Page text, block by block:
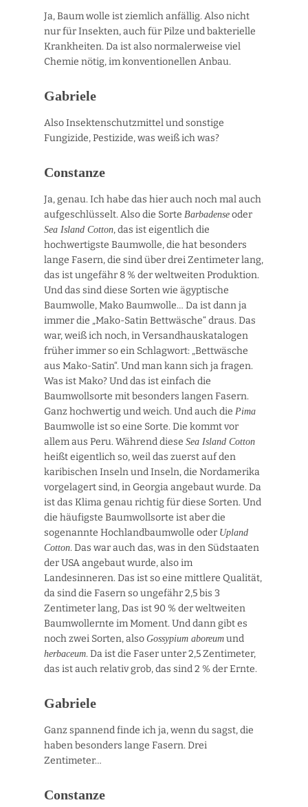
Ja, Baum wolle ist ziemlich anfällig. Also nicht
nur für Insekten, auch für Pilze und bakterielle
Krankheiten. Da ist also normalerweise viel
Chemie nötig, im konventionellen Anbau.
Gabriele
Also Insektenschutzmittel und sonstige
Fungizide, Pestizide, was weiß ich was?
Constanze
Ja, genau. Ich habe das hier auch noch mal auch
aufgeschlüsselt. Also die Sorte Barbadense oder
Sea Island Cotton, das ist eigentlich die
hochwertigste Baumwolle, die hat besonders
lange Fasern, die sind über drei Zentimeter lang,
das ist ungefähr 8 % der weltweiten Produktion.
Und das sind diese Sorten wie ägyptische
Baumwolle, Mako Baumwolle… Da ist dann ja
immer die „Mako-Satin Bettwäsche“ draus. Das
war, weiß ich noch, in Versandhauskatalogen
früher immer so ein Schlagwort: „Bettwäsche
aus Mako-Satin“. Und man kann sich ja fragen.
Was ist Mako? Und das ist einfach die
Baumwollsorte mit besonders langen Fasern.
Ganz hochwertig und weich. Und auch die Pima
Baumwolle ist so eine Sorte. Die kommt vor
allem aus Peru. Während diese Sea Island Cotton
heißt eigentlich so, weil das zuerst auf den
karibischen Inseln und Inseln, die Nordamerika
vorgelagert sind, in Georgia angebaut wurde. Da
ist das Klima genau richtig für diese Sorten. Und
die häufigste Baumwollsorte ist aber die
sogenannte Hochlandbaumwolle oder Upland
Cotton. Das war auch das, was in den Südstaaten
der USA angebaut wurde, also im
Landesinneren. Das ist so eine mittlere Qualität,
da sind die Fasern so ungefähr 2,5 bis 3
Zentimeter lang, Das ist 90 % der weltweiten
Baumwollernte im Moment. Und dann gibt es
noch zwei Sorten, also Gossypium aboreum und
herbaceum. Da ist die Faser unter 2,5 Zentimeter,
das ist auch relativ grob, das sind 2 % der Ernte.
Gabriele
Ganz spannend finde ich ja, wenn du sagst, die
haben besonders lange Fasern. Drei
Zentimeter…
Constanze